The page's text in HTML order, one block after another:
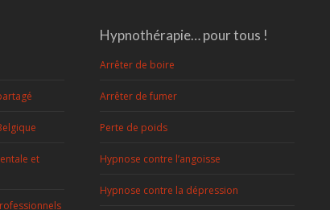
et
Hypnothérapie… pour tous !
Arrêter de boire
Arrêter de fumer
Perte de poids
Hypnose contre l’angoisse
Hypnose contre la dépression